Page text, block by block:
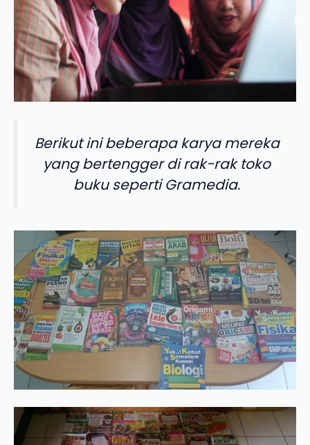
Berikut ini beberapa karya mereka
yang bertengger di rak-rak toko
buku seperti Gramedia.